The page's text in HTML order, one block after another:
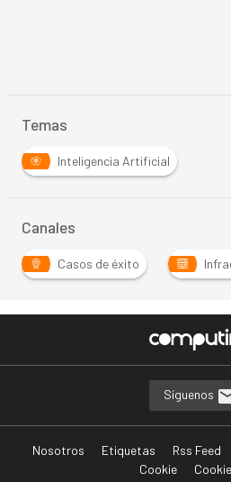
Temas
Inteligencia Artificial
Canales
Casos de éxito
Síguenos
Nosotros Etiquetas Rss Feed
Cookie